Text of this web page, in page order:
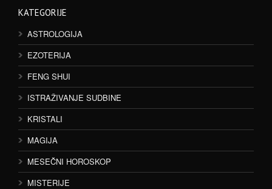
KATEGORIJE
ASTROLOGIJA
EZOTERIJA
FENG SHUI
ISTRAŽIVANJE SUDBINE
KRISTALI
MAGIJA
MESEČNI HOROSKOP
MISTERIJE